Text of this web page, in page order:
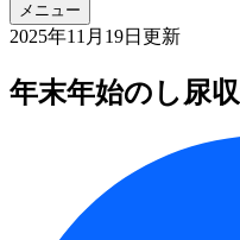
メニュー
2025年11月19日更新
年末年始のし尿